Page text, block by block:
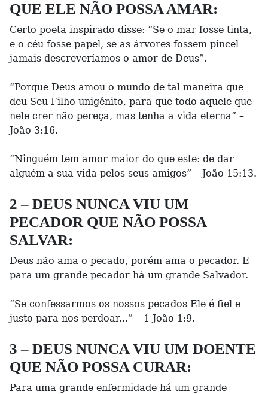
QUE ELE NÃO POSSA AMAR:
Certo poeta inspirado disse: “Se o mar fosse tinta,
e o céu fosse papel, se as árvores fossem pincel
jamais descreveríamos o amor de Deus”.
“Porque Deus amou o mundo de tal maneira que
deu Seu Filho unigênito, para que todo aquele que
nele crer não pereça, mas tenha a vida eterna” –
João 3:16.
“Ninguém tem amor maior do que este: de dar
alguém a sua vida pelos seus amigos” – João 15:13.
2 – DEUS NUNCA VIU UM
PECADOR QUE NÃO POSSA
SALVAR:
Deus não ama o pecado, porém ama o pecador. E
para um grande pecador há um grande Salvador.
“Se confessarmos os nossos pecados Ele é fiel e
justo para nos perdoar...” – 1 João 1:9.
3 – DEUS NUNCA VIU UM DOENTE
QUE NÃO POSSA CURAR:
Para uma grande enfermidade há um grande